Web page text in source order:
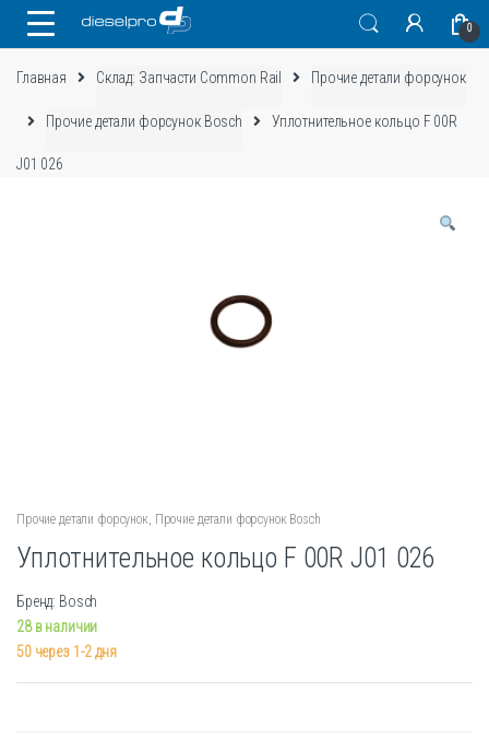
0
Главная Склад: Запчасти Common Rail Прочие детали форсунок
Прочие детали форсунок Bosch Уплотнительное кольцо F 00R
J01 026
Прочие детали форсунок Прочие детали форсунок Bosch
Уплотнительное кольцо F 00R J01 026
Бренд: Bosch
28 в наличии
50 через 1-2 дня